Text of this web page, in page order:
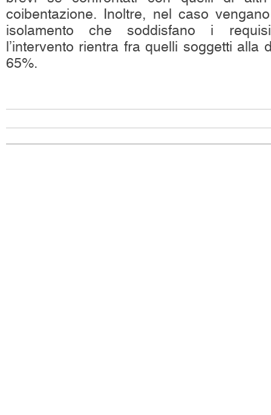
coibentazione. Inoltre, nel caso
isolamento che soddisfano i
l’intervento rientra fra quelli soggetti alla
65%.